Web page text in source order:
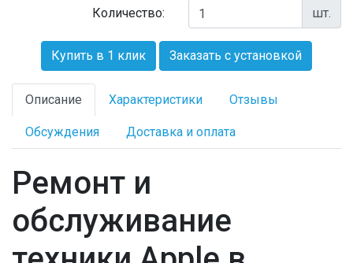
Количество: шт.
Купить в 1 клик Заказать с установкой
Описание Характеристики Отзывы
Обсуждения Доставка и оплата
Ремонт и
обслуживание